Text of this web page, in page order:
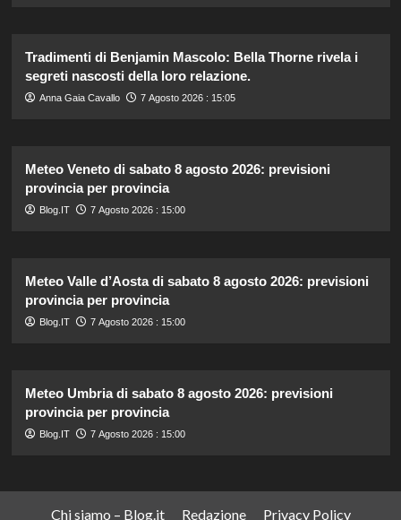
Tradimenti di Benjamin Mascolo: Bella Thorne rivela i
segreti nascosti della loro relazione.
Anna Gaia Cavallo 7 Agosto 2026 : 15:05
Meteo Veneto di sabato 8 agosto 2026: previsioni
provincia per provincia
Blog.IT 7 Agosto 2026 : 15:00
Meteo Valle d’Aosta di sabato 8 agosto 2026: previsioni
provincia per provincia
Blog.IT 7 Agosto 2026 : 15:00
Meteo Umbria di sabato 8 agosto 2026: previsioni
provincia per provincia
Blog.IT 7 Agosto 2026 : 15:00
Chi siamo – Blog.it Redazione Privacy Policy